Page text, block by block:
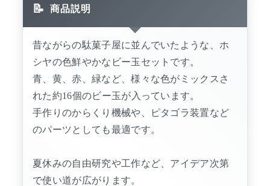
商品説明
昔ながらの駄菓子屋に並んでいたような、ホ
シヤの色鮮やかなビー玉セットです。
青、黄、赤、緑など、様々な色がミックスさ
れた約16個のビー玉が入っています。
手作りのからくり機械や、ピタゴラ装置など
のパーツとしても最適です。
夏休みの自由研究や工作など、アイデア次第
で使い道が広がります。